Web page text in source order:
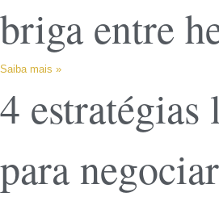
briga entre
Saiba mais »
4 estratégias
para